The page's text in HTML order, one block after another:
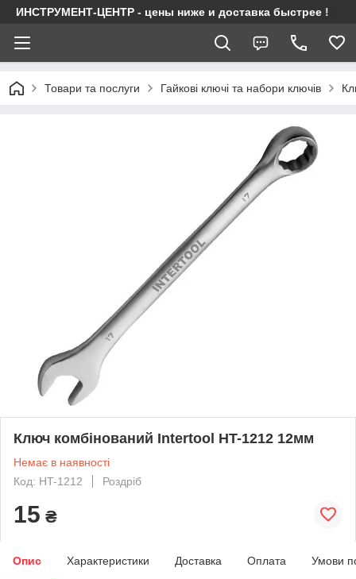
ИНСТРУМЕНТ-ЦЕНТР - цены ниже и доставка быстрее !
Товари та послуги Гайкові ключі та набори ключів
Ключ комбінований Intertool HT-1212 12мм
Немає в наявності
Код: HT-1212
Роздріб
15 ₴
Опис Характеристики Доставка Оплата Умови